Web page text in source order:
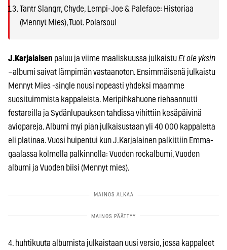
Tantr Slangrr, Chyde, Lempi-Joe & Paleface: Historiaa
(Mennyt Mies), Tuot. Polarsoul
J.Karjalaisen paluu ja viime maaliskuussa julkaistuEt ole yksin
–albumi saivat lämpimän vastaanoton. Ensimmäisenä julkaistu
Mennyt Mies -single nousi nopeasti yhdeksi maamme
suosituimmista kappaleista. Meripihkahuone riehaannutti
festareilla ja Sydänlupauksen tahdissa vihittiin kesäpäivinä
aviopareja. Albumi myi pian julkaisustaan yli 40 000 kappaletta
eli platinaa. Vuosi huipentui kun J.Karjalainen palkittiin Emma-
gaalassa kolmella palkinnolla: Vuoden rockalbumi, Vuoden
albumi ja Vuoden biisi (Mennyt mies).
4. huhtikuuta albumista julkaistaan uusi versio, jossa kappaleet